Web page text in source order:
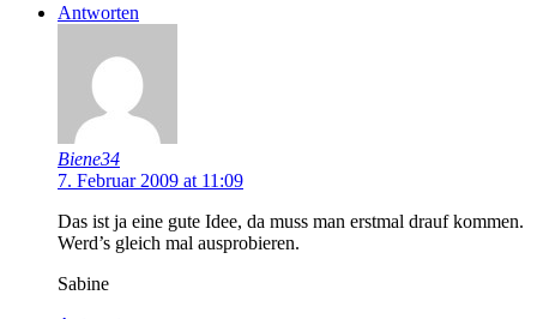
Antworten
Biene34
7. Februar 2009 at 11:09
Das ist ja eine gute Idee, da muss man erstmal drauf kommen.
Werd’s gleich mal ausprobieren.
Sabine